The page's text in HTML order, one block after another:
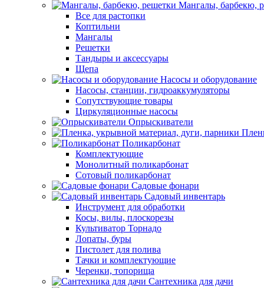
Мангалы, барбекю,
Все для растопки
Коптильни
Мангалы
Решетки
Тандыры и аксессуары
Щепа
Насосы и оборудование
Насосы, станции, гидроаккумуляторы
Сопутствующие товары
Циркуляционные насосы
Опрыскиватели
Поликарбонат
Комплектующие
Монолитный поликарбонат
Сотовый поликарбонат
Садовые фонари
Садовый инвентарь
Инструмент для обработки
Косы, вилы, плоскорезы
Культиватор Торнадо
Лопаты, буры
Пистолет для полива
Тачки и комплектующие
Черенки, топорища
Сантехника для дачи